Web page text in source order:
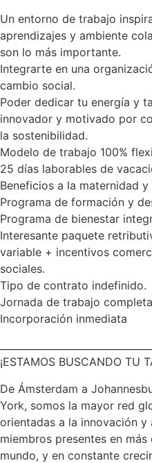
Un entorno de trabajo
aprendizajes y ambiente
son lo más importante.
Integrarte en una
cambio social.
Poder dedicar tu energía y
innovador y motivado por
la sostenibilidad.
Modelo de trabajo 100%
25 días laborables de
Beneficios a la maternidad
Programa de formación y
Programa de bienestar
Interesante paquete
variable + incentivos
sociales.
Tipo de contrato indefinido.
Jornada de trabajo
Incorporación inmediata
¡ESTAMOS BUSCANDO TU
De Ámsterdam a
York, somos la mayor red
orientadas a la innovación y
miembros presentes en
mundo, y en constante